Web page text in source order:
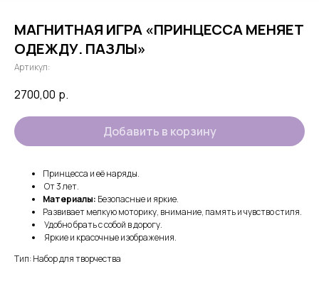
МАГНИТНАЯ ИГРА «ПРИНЦЕССА МЕНЯЕТ
ОДЕЖДУ. ПАЗЛЫ»
Артикул:
2700,00 р.
Добавить в корзину
Принцесса и её наряды.
От 3 лет.
Материалы: Безопасные и яркие.
Развивает мелкую моторику, внимание, память и чувство стиля.
Удобно брать с собой в дорогу.
Яркие и красочные изображения.
Тип: Набор для творчества